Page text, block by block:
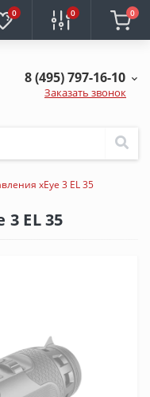
0 0 0
8 (495) 797-16-10
Заказать звонок
xEye 3 EL 35
EL 35